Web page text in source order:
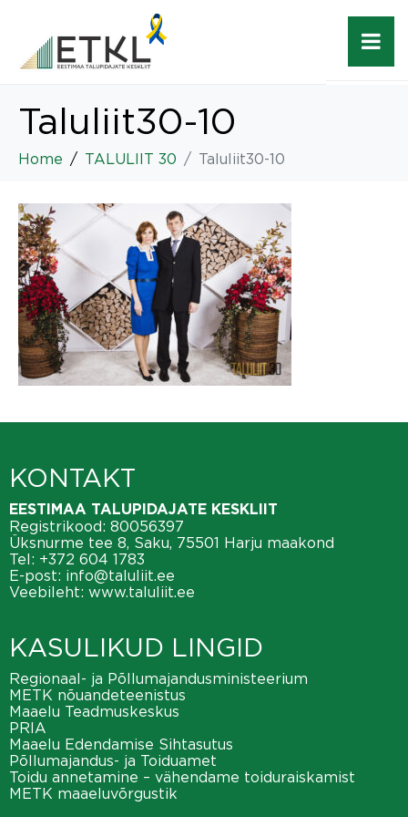
Taluliit30-10
Home TALULIIT 30 Taluliit30-10
KONTAKT
EESTIMAA TALUPIDAJATE KESKLIIT
Registrikood: 80056397
Üksnurme tee 8, Saku, 75501 Harju maakond
Tel: +372 604 1783
E-post: info@taluliit.ee
Veebileht: www.taluliit.ee
KASULIKUD LINGID
Regionaal- ja Põllumajandusministeerium
METK nõuandeteenistus
Maaelu Teadmuskeskus
PRIA
Maaelu Edendamise Sihtasutus
Põllumajandus- ja Toiduamet
Toidu annetamine – vähendame toiduraiskamist
METK maaeluvõrgustik